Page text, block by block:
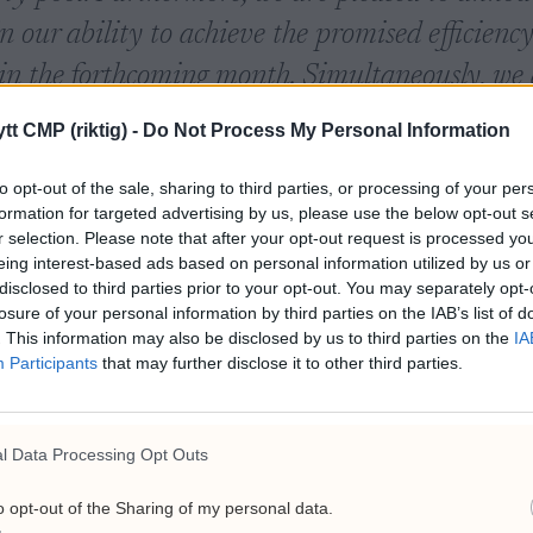
CMP (riktig) - Do Not Process My Personal Information
opt-out of the sale, sharing to third parties, or processing of your
for targeted advertising by us, please use the below opt-out
selection. Please note that after your opt-out request is processed
interest-based ads based on personal information utilized by us
to third parties prior to your opt-out. You may separately
of your personal information by third parties on the IAB’s list of
This information may also be disclosed by us to third parties on the
Participants that may further disclose it to other third parties.
Data Processing Opt Outs
opt-out of the Sharing of my personal data.
our ability to achieve the promised
the forthcoming month. Simultaneously,
only optimizes our capacity to introduce
us to explore various revenue streams
mellom mineren og nettverkene. Denne er frittstående
for å sikre seg at det ikke er annet utstyr som står
for å replisere resultatene forklarer Ola Stene
Readiness Level 5, hva betyr det?
som brukes for teknologiutviklere for å
klare milepæler og en av dem er at man er i stand til å få
som er TRL4). Lokotech pusher fortløpende videre her.